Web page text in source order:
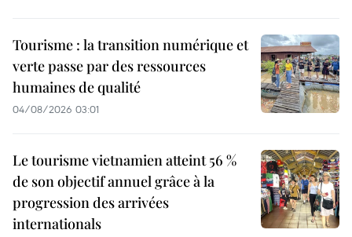
Tourisme : la transition numérique et
verte passe par des ressources
humaines de qualité
04/08/2026 03:01
Le tourisme vietnamien atteint 56 %
de son objectif annuel grâce à la
progression des arrivées
internationals